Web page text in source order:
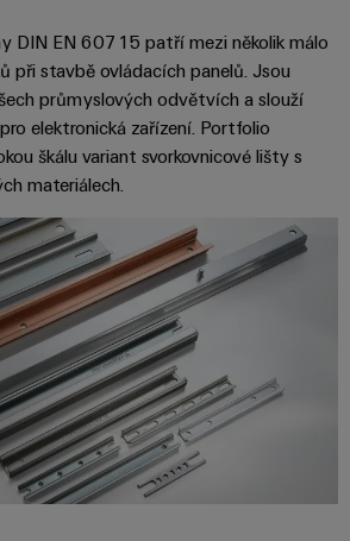
DIN EN 60715 patří mezi několik málo
při stavbě ovládacích panelů. Jsou
průmyslových odvětvích a slouží
elektronická zařízení. Portfolio
škálu variant svorkovnicové lišty s
materiálech.